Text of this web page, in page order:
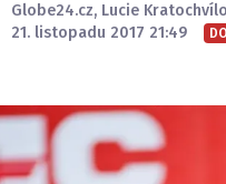
Globe24.cz, Lucie
21. listopadu 2017 21:49